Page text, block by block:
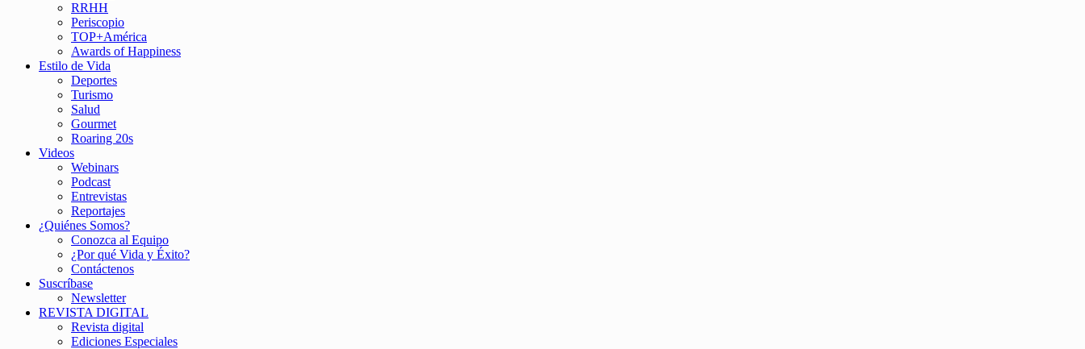
RRHH
Periscopio
TOP+América
Awards of Happiness
Estilo de Vida
Deportes
Turismo
Salud
Gourmet
Roaring 20s
Videos
Webinars
Podcast
Entrevistas
Reportajes
¿Quiénes Somos?
Conozca al Equipo
¿Por qué Vida y Éxito?
Contáctenos
Suscríbase
Newsletter
REVISTA DIGITAL
Revista digital
Ediciones Especiales